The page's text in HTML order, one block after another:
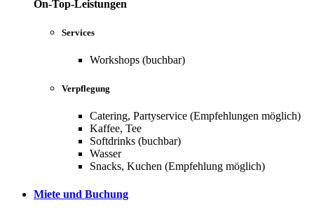
On-Top-Leistungen
Services
Workshops (buchbar)
Verpflegung
Catering, Partyservice (Empfehlungen möglich)
Kaffee, Tee
Softdrinks (buchbar)
Wasser
Snacks, Kuchen (Empfehlung möglich)
Miete und Buchung